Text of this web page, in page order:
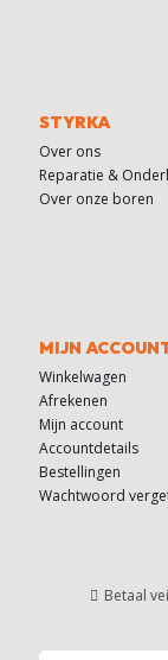
STYRKA
Over ons
Reparatie &
Over onze boren
MIJN
Winkelwagen
Afrekenen
Mijn account
Accountdetails
Bestellingen
Wachtwoord
Betaal